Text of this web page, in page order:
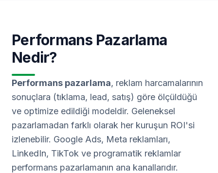
Performans Pazarlama
Nedir?
Performans pazarlama, reklam harcamalarının
sonuçlara (tıklama, lead, satış) göre ölçüldüğü
ve optimize edildiği modeldir. Geleneksel
pazarlamadan farklı olarak her kuruşun ROI'si
izlenebilir. Google Ads, Meta reklamları,
LinkedIn, TikTok ve programatik reklamlar
performans pazarlamanın ana kanallarıdır.